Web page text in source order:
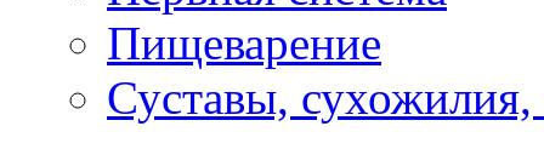
Пищеварение
Суставы, сухожилия,